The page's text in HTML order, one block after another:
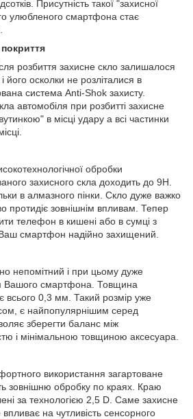
Присутність такої "захисної
улюбленого смартфона стає
розбиття захисне скло залишалося
осколки не розліталися в
система Anti-Shok захисту.
автомобіля при розбитті захисне
в місці удару а всі частинки
обробки
захисного скла доходить до 9H.
в алмазного пінки. Скло дуже важко
протидіє зовнішнім впливам. Тепер
телефон в кишені або в сумці з
смартфон надійно захищений.
непомітний і при цьому дуже
Вашого смартфона. Товщина
всього 0,3 мм. Такий розмір уже
є найпопулярнішим серед
зберегти баланс між
і мінімальною товщиною аксесуара.
використання загартоване
зовнішню обробку по краях. Краю
за технологією 2,5 D. Саме захисне
на чутливість сенсорного